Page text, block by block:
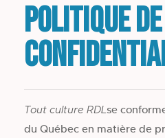
Politique de
Tout culture RDLse
du Québec en matière de